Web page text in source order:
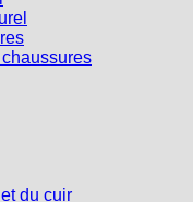
du cuir